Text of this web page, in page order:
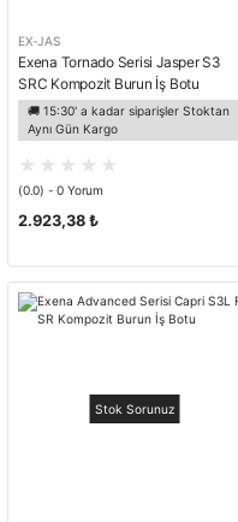
EX-JAS
Exena Tornado Serisi Jasper S3
SRC Kompozit Burun İş Botu
🚚 15:30' a kadar siparişler Stoktan
Aynı Gün Kargo
(0.0) - 0 Yorum
2.923,38 ₺
Stok Sorunuz